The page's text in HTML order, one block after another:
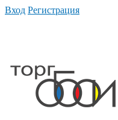
Вход Регистрация